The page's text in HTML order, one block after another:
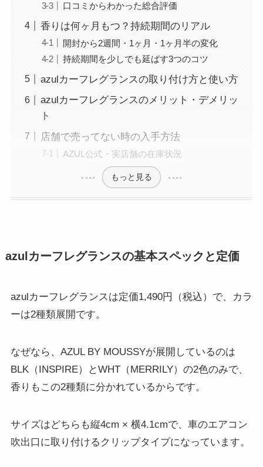
口コミからわかった総合評価
香りは何ヶ月もつ？持続期間のリアル
開封から2週間・1ヶ月・1ヶ月半の変化
持続期間を少しでも延ばす3つのコツ
azulカーフレグランスの取り付け方と使い方
azulカーフレグランスのメリット・デメリッ
ト
店舗で売ってない時の入手方法
AZUL公式・実店舗の在庫状況
もっと見る
azulカーフレグランスの基本スペックと定価
azulカーフレグランスは定価1,490円（税込）で、カラ
ーは2種類展開です。
なぜなら、AZUL BY MOUSSYが展開しているのは
BLK（INSPIRE）とWHT（MERRILY）の2色のみで、
香りもこの2種類に分かれているからです。
サイズはどちらも縦4cm × 横4.1cmで、車のエアコン
吹出口に取り付けるクリップタイプになっています。